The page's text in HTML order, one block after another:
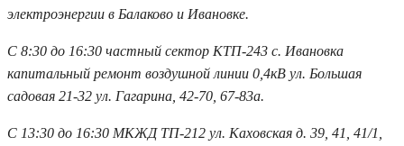
электроэнергии в Балаково и Ивановке.
С 8:30 до 16:30 частный сектор КТП-243 с. Ивановка
капитальный ремонт воздушной линии 0,4кВ ул. Большая
садовая 21-32 ул. Гагарина, 42-70, 67-83а.
С 13:30 до 16:30 МКЖД ТП-212 ул. Каховская д. 39, 41, 41/1,